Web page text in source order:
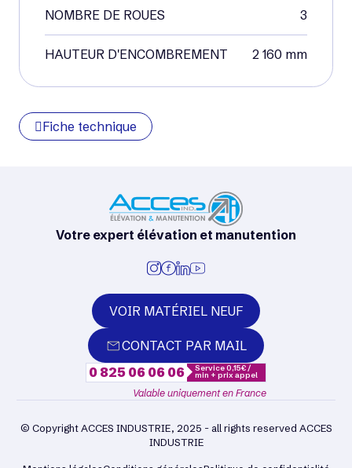
Fiche technique
NOMBRE DE ROUES 3
HAUTEUR D'ENCOMBREMENT 2 160 mm
Votre expert élévation et manutention
VOIR MATÉRIEL NEUF
CONTACT PAR MAIL
0 825 06 06 06
Service 0,15€ /
min + prix appel
Valable uniquement en France
© Copyright ACCES INDUSTRIE, 2025 - all rights reserved ACCES
INDUSTRIE